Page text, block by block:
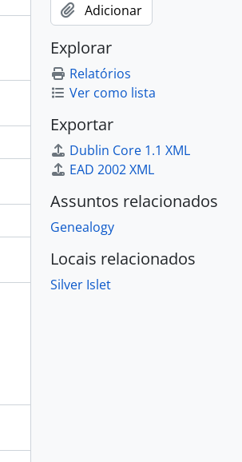
Adicionar
Explorar
Relatórios
Ver como lista
Exportar
Dublin Core 1.1 XML
EAD 2002 XML
Assuntos relacionados
Genealogy
Locais relacionados
Silver Islet